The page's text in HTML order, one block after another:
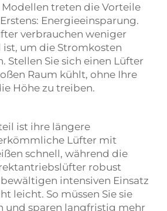
treten die Vorteile
Energieeinsparung.
verbrauchen weniger
ist, um die Stromkosten
Stellen Sie sich einen Lüfter
Raum kühlt, ohne Ihre
Höhe zu treiben.
ist ihre längere
Lüfter mit
schnell, während die
robust
intensiven Einsatz
leicht. So müssen Sie sie
und sparen langfristig mehr